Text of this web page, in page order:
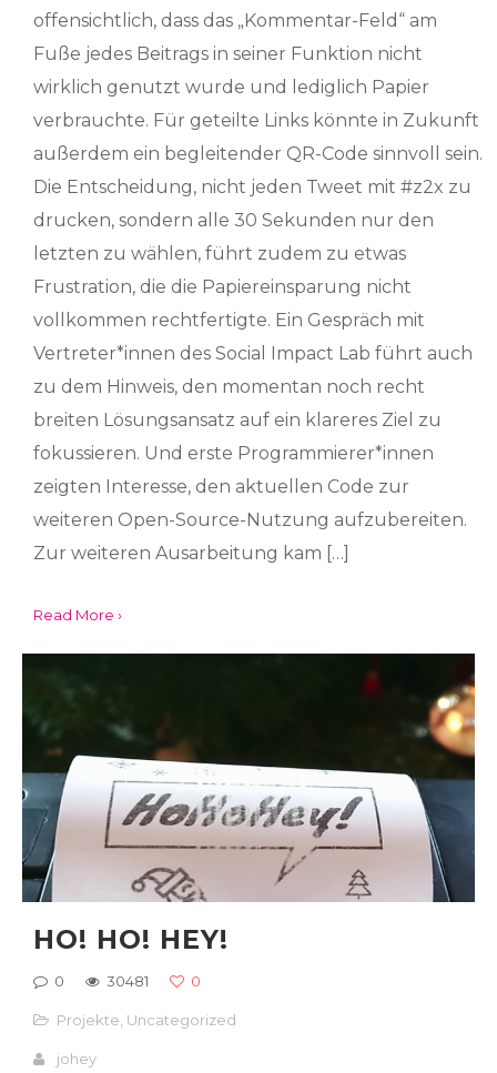
offensichtlich, dass das „Kommentar-Feld“ am
Fuße jedes Beitrags in seiner Funktion nicht
wirklich genutzt wurde und lediglich Papier
verbrauchte. Für geteilte Links könnte in Zukunft
außerdem ein begleitender QR-Code sinnvoll sein.
Die Entscheidung, nicht jeden Tweet mit #z2x zu
drucken, sondern alle 30 Sekunden nur den
letzten zu wählen, führt zudem zu etwas
Frustration, die die Papiereinsparung nicht
vollkommen rechtfertigte. Ein Gespräch mit
Vertreter*innen des Social Impact Lab führt auch
zu dem Hinweis, den momentan noch recht
breiten Lösungsansatz auf ein klareres Ziel zu
fokussieren. Und erste Programmierer*innen
zeigten Interesse, den aktuellen Code zur
weiteren Open-Source-Nutzung aufzubereiten.
Zur weiteren Ausarbeitung kam […]
Read More ›
HO! HO! HEY!
0 30481 0
Projekte, Uncategorized
johey